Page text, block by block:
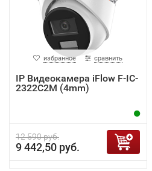
избранное сравнить
IP Видеокамера iFlow F-IC-
2322C2M (4mm)
12 590 руб.
9 442,50 руб.